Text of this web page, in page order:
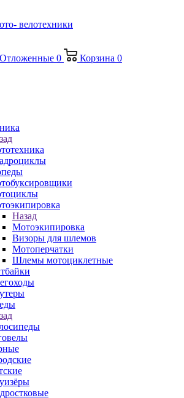
Отложенные 0 Корзина 0
Назад
Мотоэкипировка
Визоры для шлемов
Мотоперчатки
Шлемы мотоциклетные